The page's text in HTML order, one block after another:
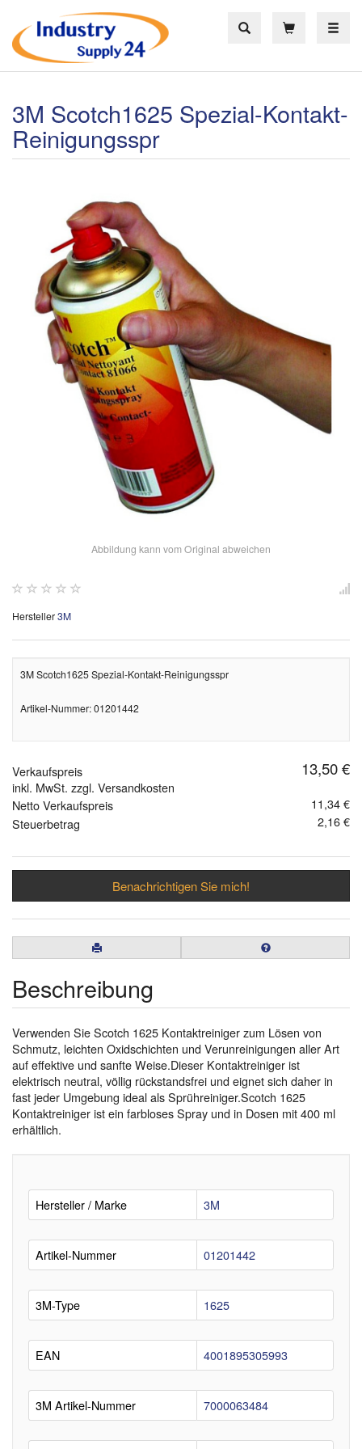
3M Scotch1625 Spezial-Kontakt-
Reinigungsspr
Abbildung kann vom Original abweichen
Hersteller3M
3M Scotch1625 Spezial-Kontakt-Reinigungsspr
Artikel-Nummer: 01201442
Verkaufspreis 13,50 €
inkl. MwSt. zzgl. Versandkosten
Netto Verkaufspreis
11,34 €
Steuerbetrag
2,16 €
Benachrichtigen Sie mich!
Beschreibung
Verwenden Sie Scotch 1625 Kontaktreiniger zum Lösen von
Schmutz, leichten Oxidschichten und Verunreinigungen aller Art
auf effektive und sanfte Weise.Dieser Kontaktreiniger ist
elektrisch neutral, völlig rückstandsfrei und eignet sich daher in
fast jeder Umgebung ideal als Sprühreiniger.Scotch 1625
Kontaktreiniger ist ein farbloses Spray und in Dosen mit 400 ml
erhältlich.
Hersteller / Marke 3M
Artikel-Nummer 01201442
3M-Type 1625
EAN 4001895305993
3M Artikel-Nummer 7000063484